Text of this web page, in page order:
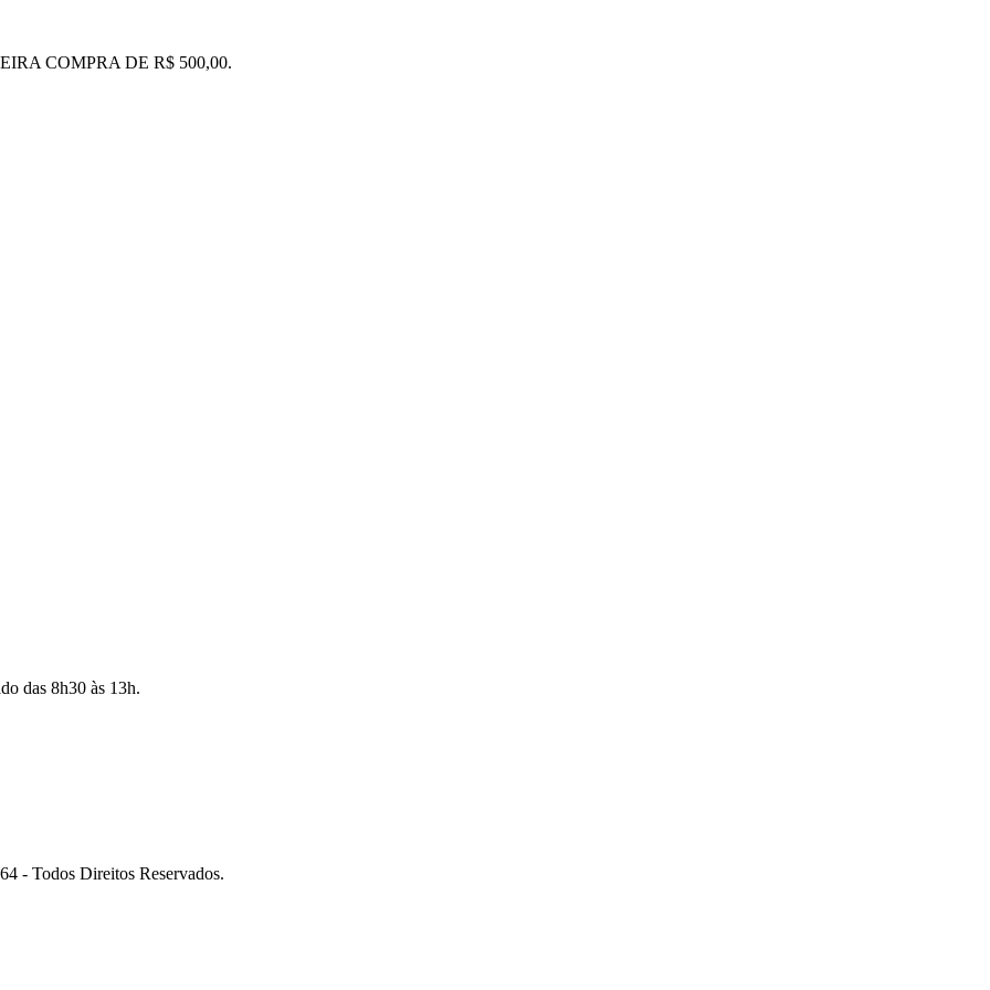
COMPRA DE R$ 500,00.
das 8h30 às 13h.
- Todos Direitos Reservados.